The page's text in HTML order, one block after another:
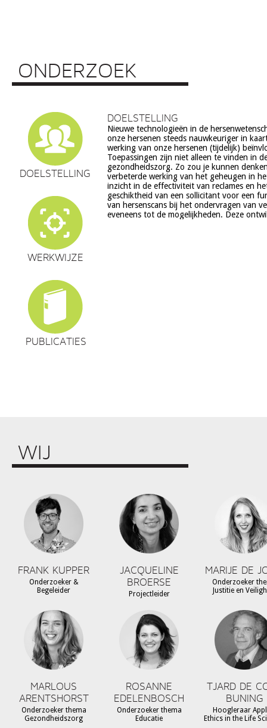
ONDERZOEK
DOELSTELLING
WERKWIJZE
PUBLICATIES
DOELSTELLING
Nieuwe technologieën in de
onze hersenen steeds nauwkeuriger in
werking van onze hersenen (tijdelijk)
Toepassingen zijn niet alleen te vinden in
gezondheidszorg. Zo zou je kunnen
verbeterde werking van het geheugen in
inzicht in de effectiviteit van reclames en
geschiktheid van een sollicitant voor een
van hersenscans bij het ondervragen van
eveneens tot de mogelijkheden. Deze
echter ook veel vragen op, onder meer op
ethiek (recht op privacy, gelijkheid,
volksgezondheid (veiligheid) en veranderingen in ons
en waarden stelsel. De beoogde commerciële toepassing
een aantal van deze technologieën is een extra
zorg. Het doel van dit project is om een
verantwoorde ontwikkeling van
hersenwetenschappen te realiseren,
WIJ
FRANK KUPPER
Onderzoeker &
Begeleider
JACQUELINE
BROERSE
Projectleider
MARIJE DE
Onderzoeker
Justitie en
MARLOUS
ARENTSHORST
Onderzoeker thema
Gezondheidszorg
ROSANNE
EDELENBOSCH
Onderzoeker thema
Educatie
TJARD DE
BUNING
Hoogleraar
Ethics in the Life